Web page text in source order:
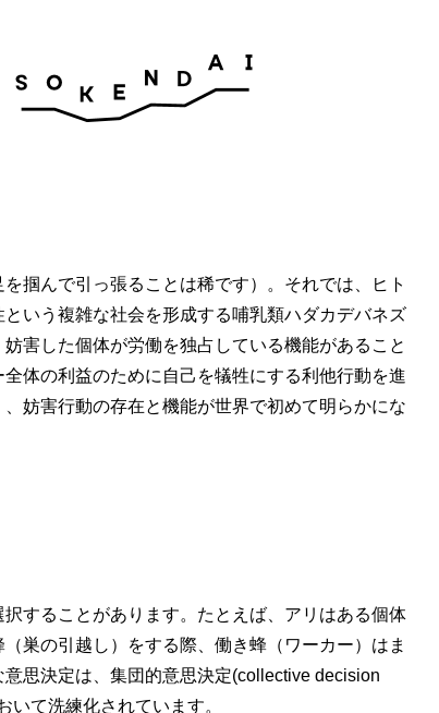
掴んで引っ張ることは稀です）。それでは、ヒト
いう複雑な社会を形成する哺乳類ハダカデバネズ
害した個体が労働を独占している機能があること
体の利益のために自己を犠牲にする利他行動を進
妨害行動の存在と機能が世界で初めて明らかにな
することがあります。たとえば、アリはある個体
巣の引越し）をする際、働き蜂（ワーカー）はま
思決定は、集団的意思決定(collective decision
て洗練化されています。